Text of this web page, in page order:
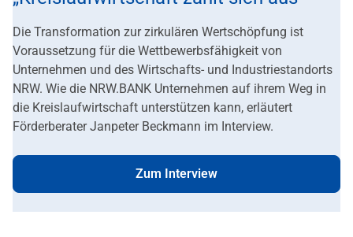
Die Transformation zur zirkulären Wertschöpfung ist
Voraussetzung für die Wettbewerbsfähigkeit von
Unternehmen und des Wirtschafts- und Industriestandorts
NRW. Wie die NRW.BANK Unternehmen auf ihrem Weg in
die Kreislaufwirtschaft unterstützen kann, erläutert
Förderberater Janpeter Beckmann im Interview.
Zum Interview